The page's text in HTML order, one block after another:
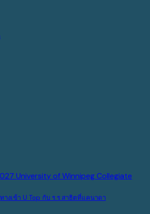
งเข้า U Top กับ ร.ร.สาธิตที่แคนาดา